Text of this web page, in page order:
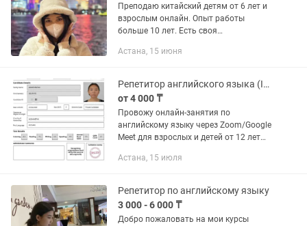
Преподаю китайский детям от 6 лет и
взрослым онлайн. Опыт работы
больше 10 лет. Есть своя
преподавания как для детей, так и для
даваться в ходе...
Астана, 15 июня
Репетитор английского языка (IELTS 7.5)
от 4 000 ₸
Провожу онлайн-занятия по
английскому языку через Zoom/Google
Meet для взрослых и детей от 12 лет
Закончила НИШ в этом году, владею
Астана, 15 июля
Репетитор по английскому языку
3 000 - 6 000 ₸
Добро пожаловать на мои курсы